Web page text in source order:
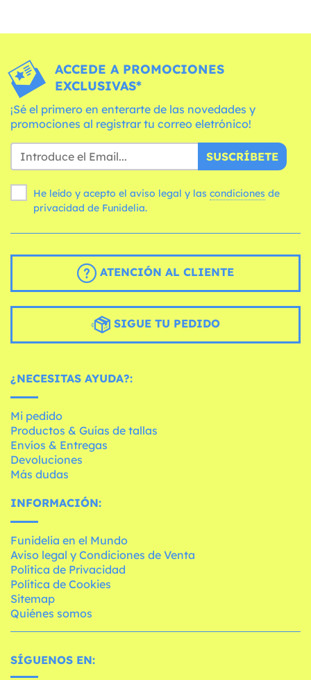
ACCEDE A PROMOCIONES
EXCLUSIVAS*
¡Sé el primero en enterarte de las novedades y
promociones al registrar tu correo eletrónico!
SUSCRÍBETE
He leído y acepto el aviso legal y las condiciones
privacidad de Funidelia.
ATENCIÓN AL CLIENTE
SIGUE TU PEDIDO
¿NECESITAS AYUDA?:
Mi pedido
Productos & Guías de tallas
Envíos & Entregas
Devoluciones
Más dudas
INFORMACIÓN:
Funidelia en el Mundo
Aviso legal y Condiciones de Venta
Política de Privacidad
Política de Cookies
Sitemap
Quiénes somos
SÍGUENOS EN: